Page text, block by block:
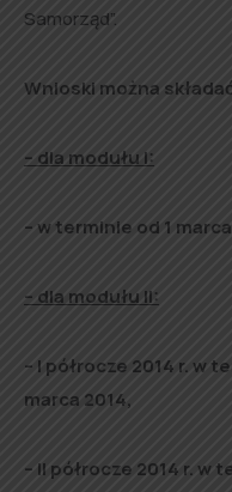
Samorząd”.
Wnioski można
– dla modułu I:
– w terminie od 1
– dla modułu II:
– I półrocze 2014 r. w
marca 2014,
– II półrocze 2014 r. w